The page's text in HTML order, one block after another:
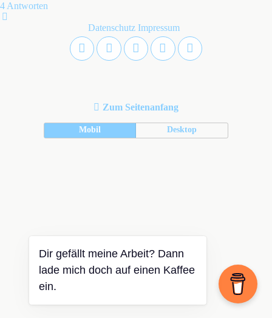
4 Antworten
Datenschutz Impressum
Zum Seitenanfang
Mobil Desktop
Dir gefällt meine Arbeit? Dann
lade mich doch auf einen Kaffee
ein.